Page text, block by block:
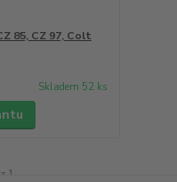
85, CZ 97, Colt
Skladem 52 ks
z 1